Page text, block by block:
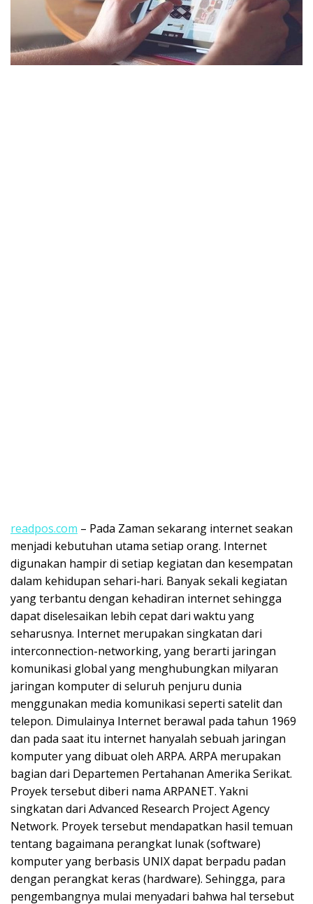
readpos.com – Pada Zaman sekarang internet seakan
menjadi kebutuhan utama setiap orang. Internet
digunakan hampir di setiap kegiatan dan kesempatan
dalam kehidupan sehari-hari. Banyak sekali kegiatan
yang terbantu dengan kehadiran internet sehingga
dapat diselesaikan lebih cepat dari waktu yang
seharusnya. Internet merupakan singkatan dari
interconnection-networking, yang berarti jaringan
komunikasi global yang menghubungkan milyaran
jaringan komputer di seluruh penjuru dunia
menggunakan media komunikasi seperti satelit dan
telepon. Dimulainya Internet berawal pada tahun 1969
dan pada saat itu internet hanyalah sebuah jaringan
komputer yang dibuat oleh ARPA. ARPA merupakan
bagian dari Departemen Pertahanan Amerika Serikat.
Proyek tersebut diberi nama ARPANET. Yakni
singkatan dari Advanced Research Project Agency
Network. Proyek tersebut mendapatkan hasil temuan
tentang bagaimana perangkat lunak (software)
komputer yang berbasis UNIX dapat berpadu padan
dengan perangkat keras (hardware). Sehingga, para
pengembangnya mulai menyadari bahwa hal tersebut